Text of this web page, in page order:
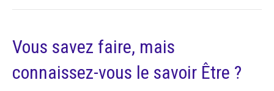
Vous savez faire, mais
connaissez-vous le savoir Être ?